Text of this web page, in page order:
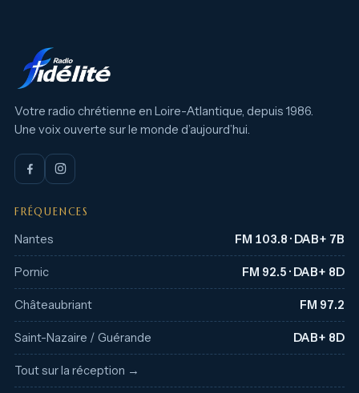
Votre radio chrétienne en Loire-Atlantique, depuis 1986.
Une voix ouverte sur le monde d’aujourd’hui.
FRÉQUENCES
Nantes FM 103.8 · DAB+ 7B
Pornic FM 92.5 · DAB+ 8D
Châteaubriant FM 97.2
Saint-Nazaire / Guérande DAB+ 8D
Tout sur la réception →